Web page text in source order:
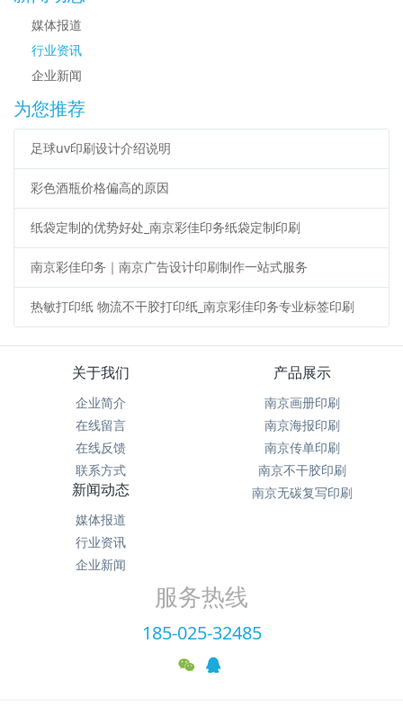
媒体报道
行业资讯
企业新闻
为您推荐
足球uv印刷设计介绍说明
彩色酒瓶价格偏高的原因
纸袋定制的优势好处_南京彩佳印务纸袋定制印刷
南京彩佳印务｜南京广告设计印刷制作一站式服务
热敏打印纸 物流不干胶打印纸_南京彩佳印务专业标签印刷
关于我们
企业简介
在线留言
在线反馈
联系方式
产品展示
南京画册印刷
南京海报印刷
南京传单印刷
南京不干胶印刷
南京无碳复写印刷
新闻动态
媒体报道
行业资讯
企业新闻
服务热线
185-025-32485